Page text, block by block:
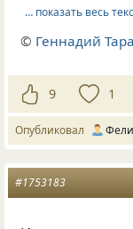
… показать весь
© Геннадий
9 1
Опубликовал
#1753183